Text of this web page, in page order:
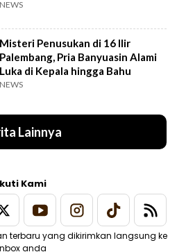
Sumur Baru
NEWS
Misteri Penusukan di 16 Ilir
Palembang, Pria Banyuasin Alami
Luka di Kepala hingga Bahu
NEWS
Lainnya
Kami
terbaru yang dikirimkan langsung ke
anda